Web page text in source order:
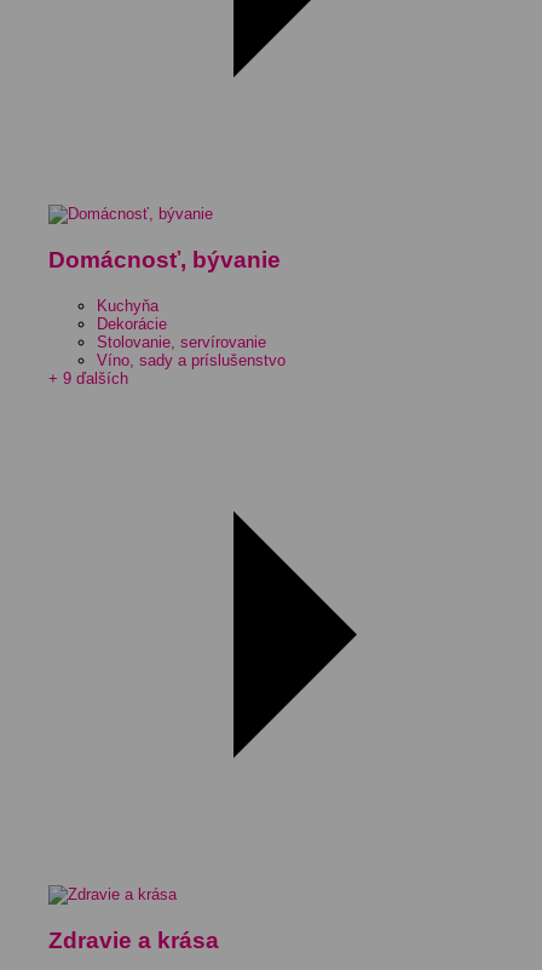
Domácnosť, bývanie
Kuchyňa
Dekorácie
Stolovanie, servírovanie
Víno, sady a príslušenstvo
+ 9 ďalších
Zdravie a krása